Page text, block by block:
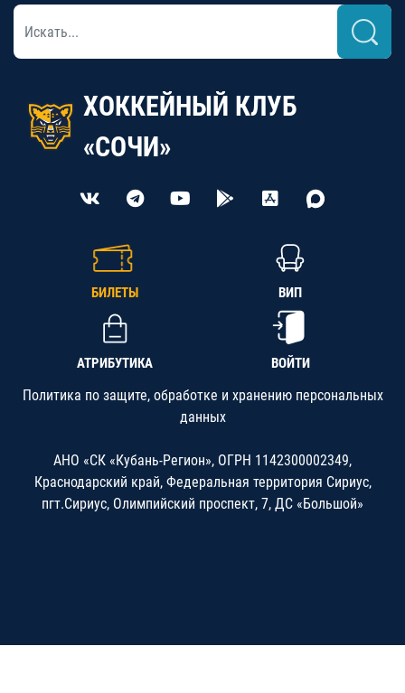
ХОККЕЙНЫЙ КЛУБ
«СОЧИ»
БИЛЕТЫ ВИП
АТРИБУТИКА ВОЙТИ
Политика по защите, обработке и хранению персональных
данных
АНО «СК «Кубань-Регион», ОГРН 1142300002349,
Краснодарский край, Федеральная территория Сириус,
пгт.Сириус, Олимпийский проспект, 7, ДС «Большой»